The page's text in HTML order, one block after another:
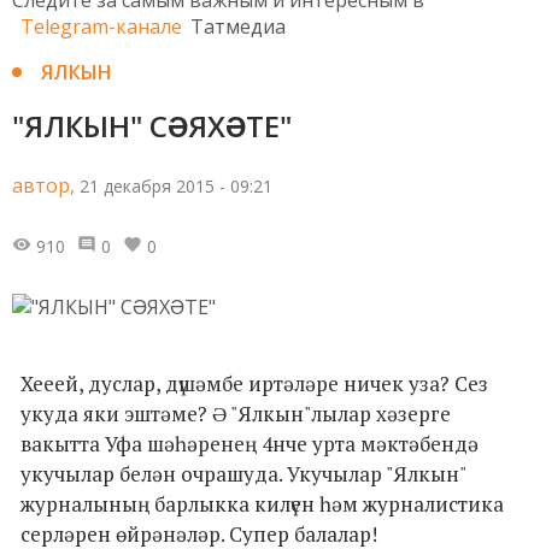
Telegram-канале Татмедиа
ЯЛКЫН
"ЯЛКЫН" СƏЯХƏТЕ"
автор, 21 декабря 2015 - 09:21
910 0 0
Хееей, дуслар, дүшәмбе иртәләре ничек уза? Сез
укуда яки эштәме? Ə "Ялкын"лылар хәзерге
вакытта Уфа шәһәренең 4нче урта мәктәбендә
укучылар белән очрашуда. Укучылар "Ялкын"
журналының барлыкка килүен һәм журналистика
серләрен өйрәнәләр. Супер балалар!